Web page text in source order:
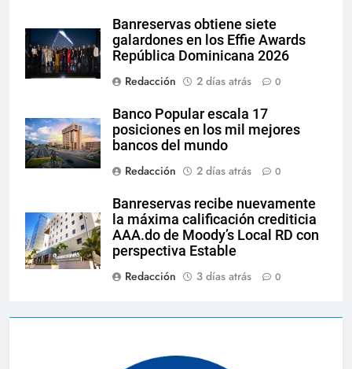
Banreservas obtiene siete
galardones en los Effie Awards
República Dominicana 2026
Redacción
2 días atrás 0
Banco Popular escala 17
posiciones en los mil mejores
bancos del mundo
Redacción
2 días atrás 0
Banreservas recibe nuevamente
la máxima calificación crediticia
AAA.do de Moody’s Local RD con
perspectiva Estable
Redacción
3 días atrás 0